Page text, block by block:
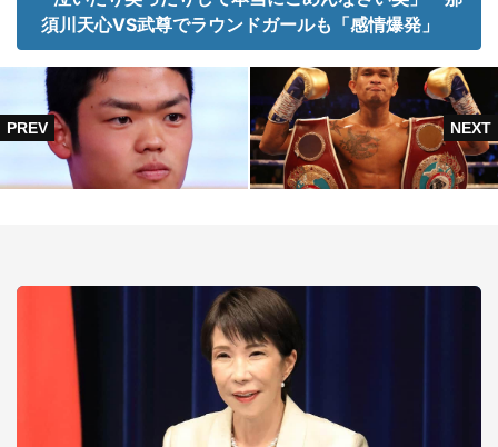
須川天心VS武尊でラウンドガールも「感情爆発」